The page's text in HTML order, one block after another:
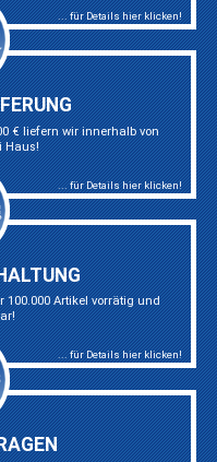
... für Details hier klicken!
€ liefern wir innerhalb von
Haus!
... für Details hier klicken!
Artikel vorrätig und
... für Details hier klicken!